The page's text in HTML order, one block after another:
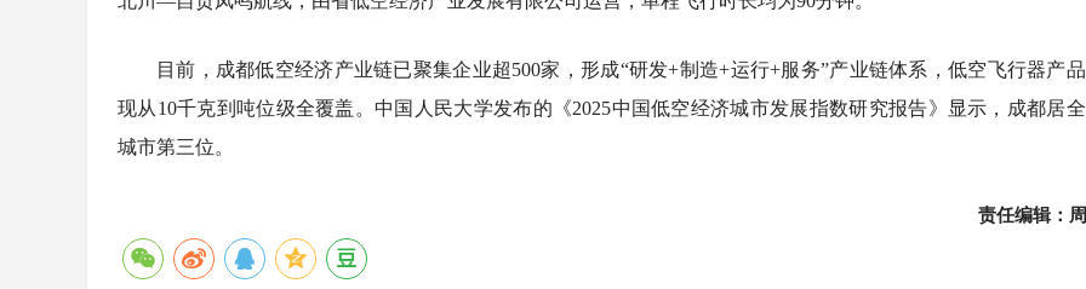
目前，成都低空经济产业链已聚集企业超500家，形成“研发+制造+运行+服务”产业链体系，低空飞行器产
现从10千克到吨位级全覆盖。中国人民大学发布的《2025中国低空经济城市发展指数研究报告》显示，成都居
城市第三位。
责任编辑：